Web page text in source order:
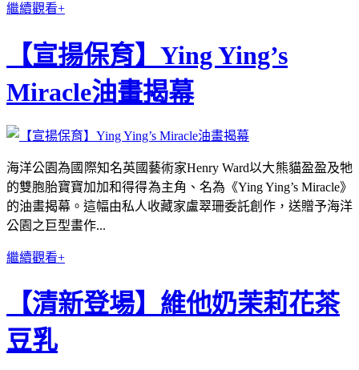
繼續觀看+
【宣揚保育】Ying Ying’s
Miracle油畫揭幕
海洋公園為國際知名英國藝術家Henry Ward以大熊貓盈盈及牠
的雙胞胎寶寶加加和得得為主角、名為《Ying Ying’s Miracle》
的油畫揭幕。這幅由私人收藏家盧翠珊委託創作，送贈予海洋
公園之巨型畫作...
繼續觀看+
【清新登場】維他奶茉莉花茶
豆乳